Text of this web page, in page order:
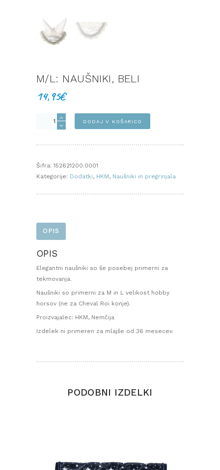
M/L: NAUŠNIKI, BELI
14,95€
NAUŠNIKI,
DODAJ V KOŠARICO
Šifra: 152621200.0001
Kategorije: Dodatki, HKM, Naušniki in pregrinjala
OPIS
OPIS
Elegantni naušniki so še posebej primerni za
tekmovanja.
Naušniki so primerni za M in L velikost hobby
horsov (ne za Cheval Roi konje).
Proizvajalec: HKM, Nemčija
Izdelek ni primeren za mlajše od 36 mesecev.
PODOBNI IZDELKI